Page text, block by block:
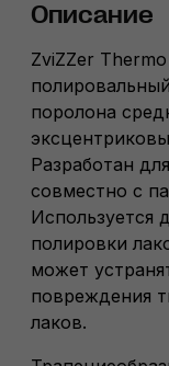
Описание
ZviZZer
поролона
Разработан
совместно с
Используется
полировки
может
повреждения
лаков.